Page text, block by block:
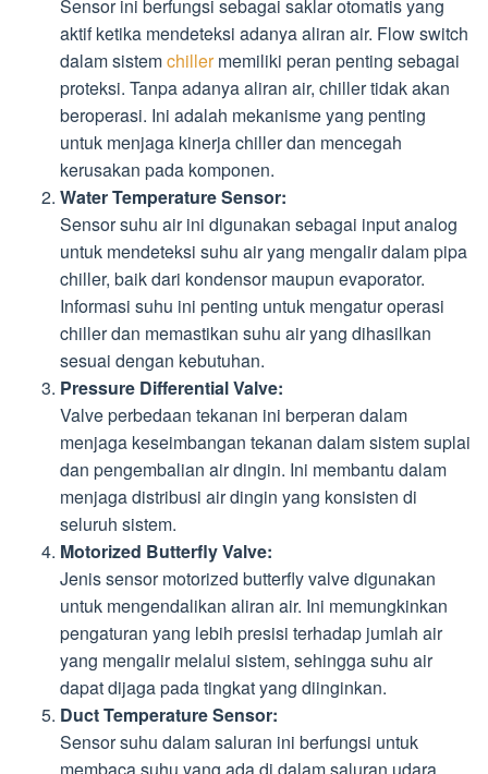
Sensor ini berfungsi sebagai saklar otomatis yang
aktif ketika mendeteksi adanya aliran air. Flow switch
dalam sistemchillermemiliki peran penting sebagai
proteksi. Tanpa adanya aliran air, chiller tidak akan
beroperasi. Ini adalah mekanisme yang penting
untuk menjaga kinerja chiller dan mencegah
kerusakan pada komponen.
Water Temperature Sensor:
Sensor suhu air ini digunakan sebagai input analog
untuk mendeteksi suhu air yang mengalir dalam pipa
chiller, baik dari kondensor maupun evaporator.
Informasi suhu ini penting untuk mengatur operasi
chiller dan memastikan suhu air yang dihasilkan
sesuai dengan kebutuhan.
Pressure Differential Valve:
Valve perbedaan tekanan ini berperan dalam
menjaga keseimbangan tekanan dalam sistem suplai
dan pengembalian air dingin. Ini membantu dalam
menjaga distribusi air dingin yang konsisten di
seluruh sistem.
Motorized Butterfly Valve:
Jenis sensor motorized butterfly valve digunakan
untuk mengendalikan aliran air. Ini memungkinkan
pengaturan yang lebih presisi terhadap jumlah air
yang mengalir melalui sistem, sehingga suhu air
dapat dijaga pada tingkat yang diinginkan.
Duct Temperature Sensor:
Sensor suhu dalam saluran ini berfungsi untuk